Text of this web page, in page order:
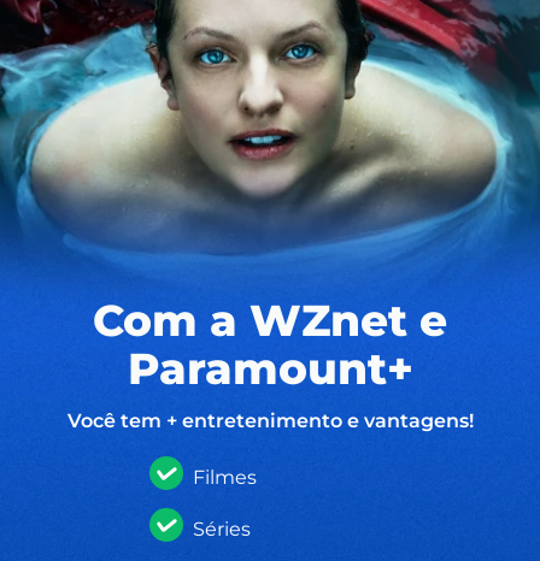
Com a WZnet e
Paramount+
Você tem + entretenimento e vantagens!
Filmes
Séries